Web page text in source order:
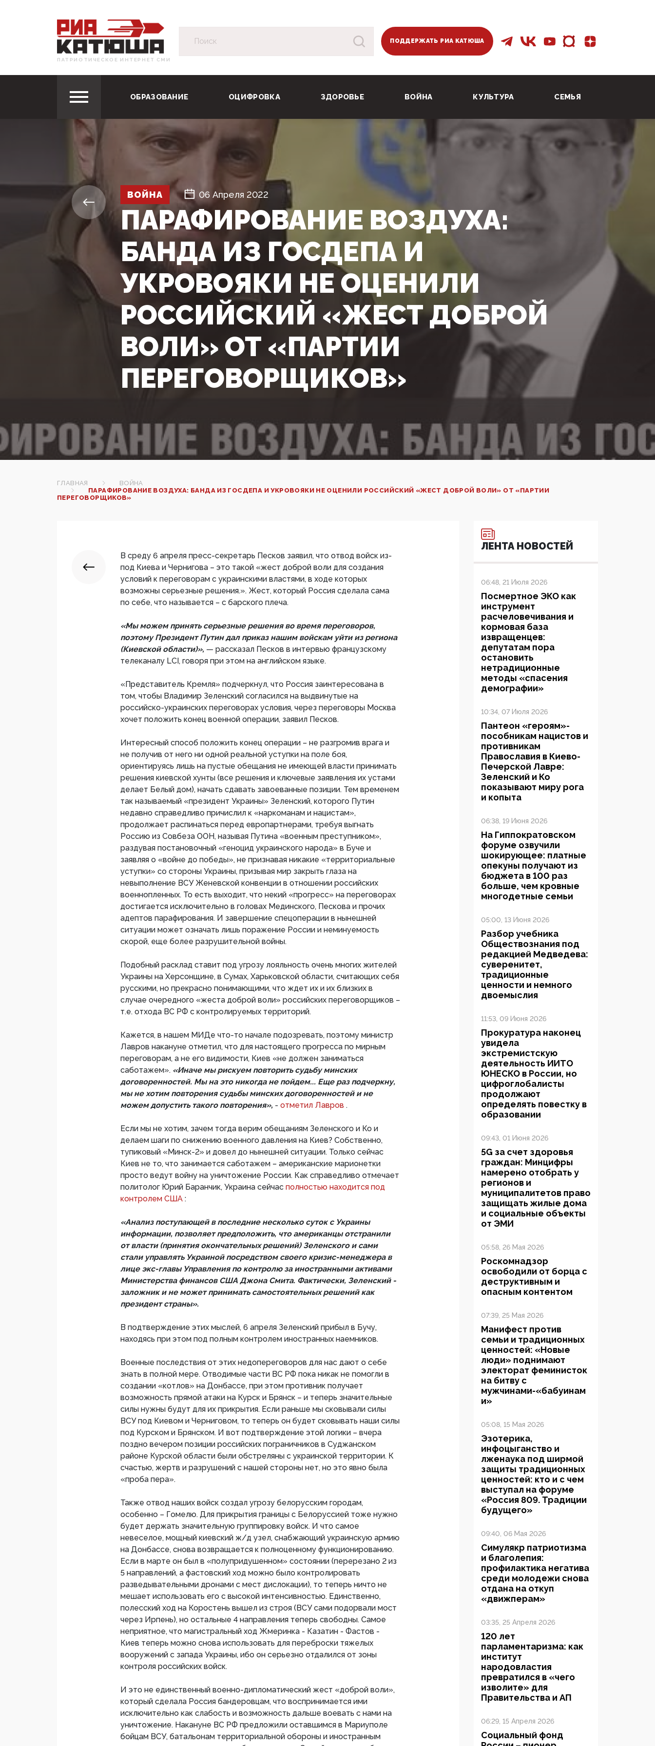
ПАТРИОТИЧЕСКОЕ ИНТЕРНЕТ СМИ
ПОДДЕРЖАТЬ РИА КАТЮША
ОБРАЗОВАНИЕ ОЦИФРОВКА ЗДОРОВЬЕ ВОЙНА КУЛЬТУРА СЕМЬЯ
ВОЙНА 06 Апреля 2022
ПАРАФИРОВАНИЕ ВОЗДУХА:
БАНДА ИЗ ГОСДЕПА И
УКРОВОЯКИ НЕ ОЦЕНИЛИ
РОССИЙСКИЙ «ЖЕСТ ДОБРОЙ
ВОЛИ» ОТ «ПАРТИИ
ПЕРЕГОВОРЩИКОВ»
ГЛАВНАЯ
ВОЙНА
ПАРАФИРОВАНИЕ ВОЗДУХА: БАНДА ИЗ ГОСДЕПА И УКРОВОЯКИ НЕ ОЦЕНИЛИ РОССИЙСКИЙ «ЖЕСТ ДОБРОЙ ВОЛИ» ОТ «ПАРТИИ
ПЕРЕГОВОРЩИКОВ»
В среду 6 апреля пресс-секретарь Песков заявил, что отвод войск из-
под Киева и Чернигова – это такой «жест доброй воли для создания
условий к переговорам с украинскими властями, в ходе которых
возможны серьезные решения.». Жест, который Россия сделала сама
по себе, что называется – с барского плеча.
«Мы можем принять серьезные решения во время переговоров,
поэтому Президент Путин дал приказ нашим войскам уйти из региона
(Киевской области)», — рассказал Песков в интервью французскому
телеканалу LCI, говоря при этом на английском языке.
«Представитель Кремля» подчеркнул, что Россия заинтересована в
том, чтобы Владимир Зеленский согласился на выдвинутые на
российско-украинских переговорах условия, через переговоры Москва
хочет положить конец военной операции, заявил Песков.
Интересный способ положить конец операции – не разгромив врага и
не получив от него ни одной реальной уступки на поле боя,
ориентируясь лишь на пустые обещания не имеющей власти принимать
решения киевской хунты (все решения и ключевые заявления их устами
делает Белый дом), начать сдавать завоеванные позиции. Тем временем
так называемый «президент Украины» Зеленский, которого Путин
недавно справедливо причислил к «наркоманам и нацистам»,
продолжает распинаться перед европартнерами, требуя выгнать
Россию из Совбеза ООН, называя Путина «военным преступником»,
раздувая постановочный «геноцид украинского народа» в Буче и
заявляя о «войне до победы», не признавая никакие «территориальные
уступки» со стороны Украины, призывая мир закрыть глаза на
невыполнение ВСУ Женевской конвенции в отношении российских
военнопленных. То есть выходит, что некий «прогресс» на переговорах
достигается исключительно в головах Мединского, Пескова и прочих
адептов парафирования. И завершение спецоперации в нынешней
ситуации может означать лишь поражение России и неминуемость
скорой, еще более разрушительной войны.
Подобный расклад ставит под угрозу лояльность очень многих жителей
Украины на Херсонщине, в Сумах, Харьковской области, считающих себя
русскими, но прекрасно понимающими, что ждет их и их близких в
случае очередного «жеста доброй воли» российских переговорщиков –
т.е. отхода ВС РФ с контролируемых территорий.
Кажется, в нашем МИДе что-то начале подозревать, поэтому министр
Лавров накануне отметил, что для настоящего прогресса по мирным
переговорам, а не его видимости, Киев «не должен заниматься
саботажем». «Иначе мы рискуем повторить судьбу минских
договоренностей. Мы на это никогда не пойдем... Еще раз подчеркну,
мы не хотим повторения судьбы минских договоренностей и не
можем допустить такого повторения», - отметил Лавров .
Если мы не хотим, зачем тогда верим обещаниям Зеленского и Ко и
делаем шаги по снижению военного давления на Киев? Собственно,
тупиковый «Минск-2» и довел до нынешней ситуации. Только сейчас
Киев не то, что занимается саботажем – американские марионетки
просто ведут войну на уничтожение России. Как справедливо отмечает
политолог Юрий Баранчик, Украина сейчас полностью находится под
контролем США :
«Анализ поступающей в последние несколько суток с Украины
информации, позволяет предположить, что американцы отстранили
от власти (принятия окончательных решений) Зеленского и сами
стали управлять Украиной посредством своего кризис-менеджера в
лице экс-главы Управления по контролю за иностранными активами
Министерства финансов США Джона Смита. Фактически, Зеленский -
заложник и не может принимать самостоятельных решений как
президент страны».
В подтверждение этих мыслей, 6 апреля Зеленский прибыл в Бучу,
находясь при этом под полным контролем иностранных наемников.
Военные последствия от этих недопереговоров для нас дают о себе
знать в полной мере. Отводимые части ВС РФ пока никак не помогли в
создании «котлов» на Донбассе, при этом противник получает
возможность прямой атаки на Курск и Брянск – и теперь значительные
силы нужны будут для их прикрытия. Если раньше мы сковывали силы
ВСУ под Киевом и Черниговом, то теперь он будет сковывать наши силы
под Курском и Брянском. И вот подтверждение этой логики – вчера
поздно вечером позиции российских пограничников в Суджанском
районе Курской области были обстреляны с украинской территории. К
счастью, жертв и разрушений с нашей стороны нет, но это явно была
«проба пера».
Также отвод наших войск создал угрозу белорусским городам,
особенно – Гомелю. Для прикрытия границы с Белоруссией тоже нужно
будет держать значительную группировку войск. И что самое
невеселое, мощный киевский ж/д узел, снабжающий украинскую армию
на Донбассе, снова возвращается к полноценному функционированию.
Если в марте он был в «полупридушенном» состоянии (перерезано 2 из
5 направлений, а фастовский ход можно было контролировать
разведывательными дронами с мест дислокации), то теперь ничто не
мешает использовать его с высокой интенсивностью. Единственно,
полесский ход на Коростень вышел из строя (ВСУ сами подорвали мост
через Ирпень), но остальные 4 направления теперь свободны. Самое
неприятное, что магистральный ход Жмеринка - Казатин - Фастов -
Киев теперь можно снова использовать для переброски тяжелых
вооружений с запада Украины, ибо он серьезно отдалился от зоны
контроля российских войск.
И это не единственный военно-дипломатический жест «доброй воли»,
который сделала Россия бандеровцам, что воспринимается ими
исключительно как слабость и возможность дальше воевать с нами на
уничтожение. Накануне ВС РФ предложили оставшимся в Мариуполе
бойцам ВСУ, батальонам территориальной обороны и иностранным
ЛЕНТА НОВОСТЕЙ
06:48, 21 Июля 2026
Посмертное ЭКО как
инструмент
расчеловечивания и
кормовая база
извращенцев:
депутатам пора
остановить
нетрадиционные
методы «спасения
демографии»
10:34, 07 Июля 2026
Пантеон «героям»-
пособникам нацистов и
противникам
Православия в Киево-
Печерской Лавре:
Зеленский и Ко
показывают миру рога
и копыта
06:38, 19 Июня 2026
На Гиппократовском
форуме озвучили
шокирующее: платные
опекуны получают из
бюджета в 100 раз
больше, чем кровные
многодетные семьи
05:00, 13 Июня 2026
Разбор учебника
Обществознания под
редакцией Медведева:
суверенитет,
традиционные
ценности и немного
двоемыслия
11:53, 09 Июня 2026
Прокуратура наконец
увидела
экстремистскую
деятельность ИИТО
ЮНЕСКО в России, но
цифроглобалисты
продолжают
определять повестку в
образовании
09:43, 01 Июня 2026
5G за счет здоровья
граждан: Минцифры
намерено отобрать у
регионов и
муниципалитетов право
защищать жилые дома
и социальные объекты
от ЭМИ
05:58, 26 Мая 2026
Роскомнадзор
освободили от борца с
деструктивным и
опасным контентом
07:39, 25 Мая 2026
Манифест против
семьи и традиционных
ценностей: «Новые
люди» поднимают
электорат феминисток
на битву с
мужчинами-«бабуинам
и»
05:08, 15 Мая 2026
Эзотерика,
инфоцыганство и
лженаука под ширмой
защиты традиционных
ценностей: кто и с чем
выступал на форуме
«Россия 809. Традиции
будущего»
09:40, 06 Мая 2026
Симулякр патриотизма
и благолепия:
профилактика негатива
среди молодежи снова
отдана на откуп
«движперам»
03:35, 25 Апреля 2026
120 лет
парламентаризма: как
институт
народовластия
превратился в «чего
изволите» для
Правительства и АП
06:29, 15 Апреля 2026
Социальный фонд